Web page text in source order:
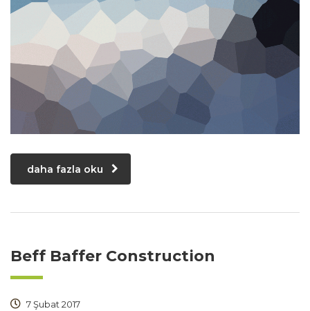
daha fazla oku
Beff Baffer Construction
7 Şubat 2017